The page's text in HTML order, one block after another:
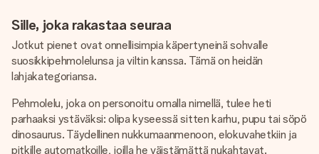
Sille, joka rakastaa seuraa
Jotkut pienet ovat onnellisimpia käpertyneinä sohvalle
suosikkipehmolelunsa ja viltin kanssa. Tämä on heidän
lahjakategoriansa.
Pehmolelu, joka on personoitu omalla nimellä, tulee heti
parhaaksi ystäväksi: olipa kyseessä sitten karhu, pupu tai söpö
dinosaurus. Täydellinen nukkumaanmenoon, elokuvahetkiin ja
pitkille automatkoille, joilla he väistämättä nukahtavat.